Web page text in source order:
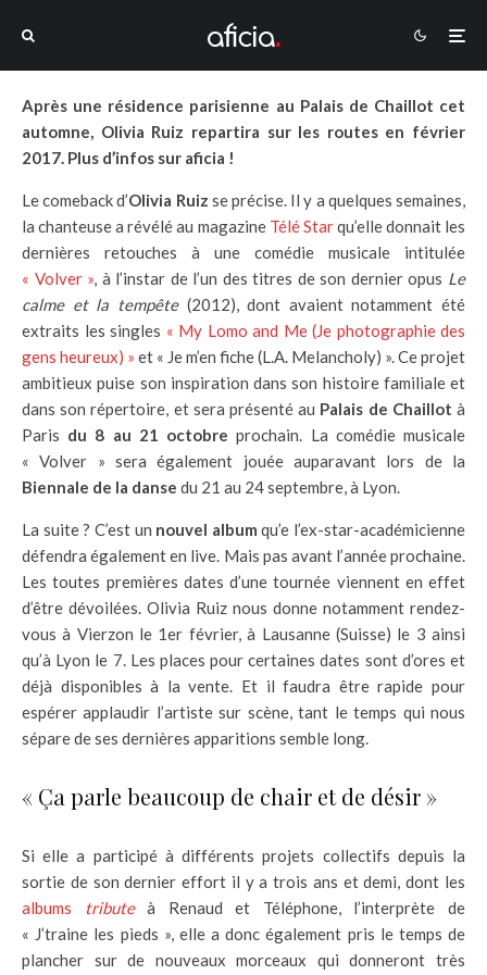
Après une résidence parisienne au Palais de Chaillot cet
automne, Olivia Ruiz repartira sur les routes en février
2017. Plus d’infos sur aficia !
Le comeback d’Olivia Ruiz se précise. Il y a quelques semaines,
la chanteuse a révélé au magazine Télé Starqu’elle donnait les
dernières retouches à une comédie musicale intitulée
« Volver », à l’instar de l’un des titres de son dernier opus Le
calme et la tempête(2012), dont avaient notamment été
extraits les singles « My Lomo and Me (Je photographie des
gens heureux) » et « Je m’en fiche (L.A. Melancholy) ». Ce projet
ambitieux puise son inspiration dans son histoire familiale et
dans son répertoire, et sera présenté au Palais de Chaillot à
Paris du 8 au 21 octobre prochain. La comédie musicale
« Volver » sera également jouée auparavant lors de la
Biennale de la danse du 21 au 24 septembre, à Lyon.
La suite ? C’est un nouvel album qu’e l’ex-star-académicienne
défendra également en live. Mais pas avant l’année prochaine.
Les toutes premières dates d’une tournée viennent en effet
d’être dévoilées. Olivia Ruiz nous donne notamment rendez-
vous à Vierzon le 1er février, à Lausanne (Suisse) le 3 ainsi
qu’à Lyon le 7. Les places pour certaines dates sont d’ores et
déjà disponibles à la vente. Et il faudra être rapide pour
espérer applaudir l’artiste sur scène, tant le temps qui nous
sépare de ses dernières apparitions semble long.
« Ça parle beaucoup de chair et de désir »
Si elle a participé à différents projets collectifs depuis la
sortie de son dernier effort il y a trois ans et demi, dont les
albums
tributeà Renaud et Téléphone, l’interprète de
« J’traine les pieds », elle a donc également pris le temps de
plancher sur de nouveaux morceaux qui donneront très